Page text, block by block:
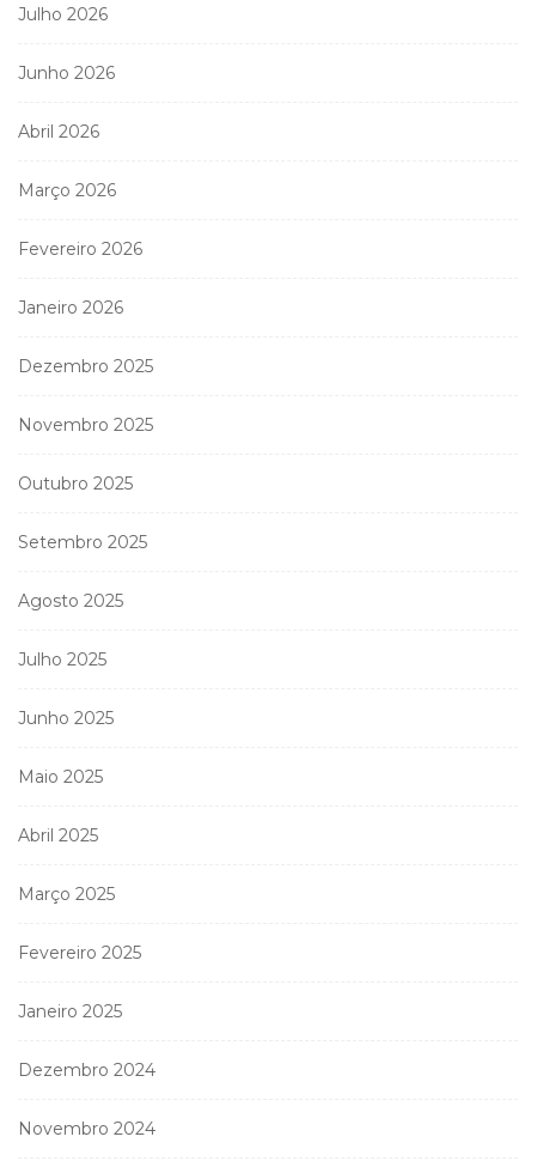
Julho 2026
Junho 2026
Abril 2026
Março 2026
Fevereiro 2026
Janeiro 2026
Dezembro 2025
Novembro 2025
Outubro 2025
Setembro 2025
Agosto 2025
Julho 2025
Junho 2025
Maio 2025
Abril 2025
Março 2025
Fevereiro 2025
Janeiro 2025
Dezembro 2024
Novembro 2024